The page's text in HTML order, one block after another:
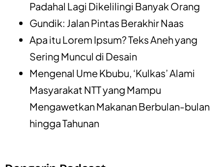
Padahal Lagi Dikelilingi Banyak Orang
Gundik: Jalan Pintas Berakhir Naas
Apa itu Lorem Ipsum? Teks Aneh yang
Sering Muncul di Desain
Mengenal Ume Kbubu, ‘Kulkas’ Alami
Masyarakat NTT yang Mampu
Mengawetkan Makanan Berbulan-bulan
hingga Tahunan